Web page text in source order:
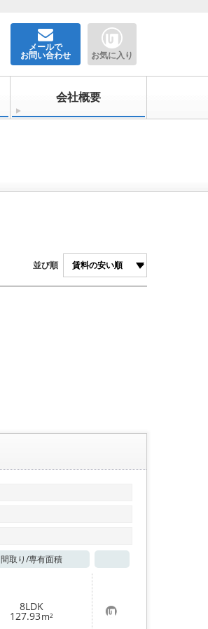
メールで
お問い合わせ お気に入り
会社概要
並び順
間取り/専有面積
8LDK
127.93m² お
気